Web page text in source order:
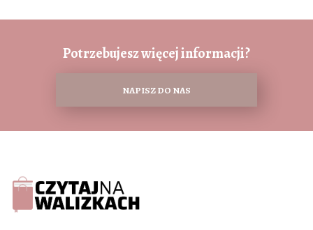
Potrzebujesz więcej informacji?
NAPISZ DO NAS